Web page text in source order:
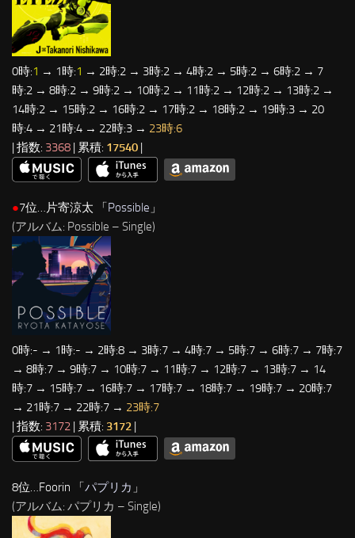
0時:1 → 1時:1 → 2時:2 → 3時:2 → 4時:2 → 5時:2 → 6時:2 → 7
時:2 → 8時:2 → 9時:2 → 10時:2 → 11時:2 → 12時:2 → 13時:2 →
14時:2 → 15時:2 → 16時:2 → 17時:2 → 18時:2 → 19時:3 → 20
時:4 → 21時:4 → 22時:3 → 23時:6
| 指数: 3368 | 累積: 17540 |
●7位…片寄涼太 「 Possible 」
(アルバム: Possible – Single)
0時:- → 1時:- → 2時:8 → 3時:7 → 4時:7 → 5時:7 → 6時:7 → 7時:7
→ 8時:7 → 9時:7 → 10時:7 → 11時:7 → 12時:7 → 13時:7 → 14
時:7 → 15時:7 → 16時:7 → 17時:7 → 18時:7 → 19時:7 → 20時:7
→ 21時:7 → 22時:7 → 23時:7
| 指数: 3172 | 累積: 3172
8位…Foorin 「パプリカ 」
(アルバム: パプリカ – Single)